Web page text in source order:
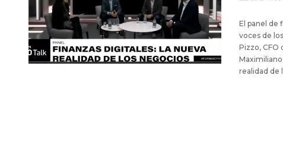
El panel de
voces de
Pizzo, CFO
realidad de